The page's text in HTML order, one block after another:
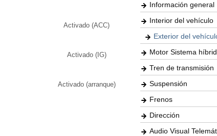
Activado (ACC)
Activado (IG)
Activado (arranque)
Información general
Interior del vehículo
Exterior del
Motor Sistema
Tren de transmisión
Suspensión
Frenos
Dirección
Audio Visual